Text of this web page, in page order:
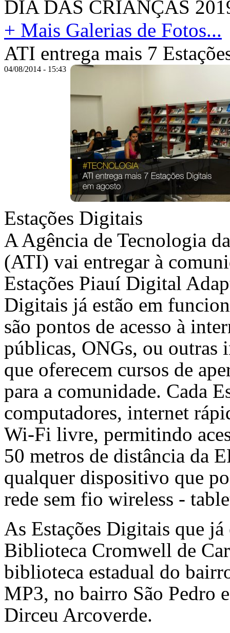
DIA DAS CRIANÇAS
+ Mais Galerias de Fotos...
ATI entrega mais 7
04/08/2014 - 15:43
Estações Digitais
A Agência de Tecnologia
(ATI) vai entregar à
Estações Piauí Digital
Digitais já estão em
são pontos de acesso à
públicas, ONGs, ou outras
que oferecem cursos de
para a comunidade. Cada
computadores, internet
Wi-Fi livre, permitindo
50 metros de distância da
qualquer dispositivo que
rede sem fio wireless -
As Estações Digitais que
Biblioteca Cromwell de
biblioteca estadual do
MP3, no bairro São Pedro
Dirceu Arcoverde.